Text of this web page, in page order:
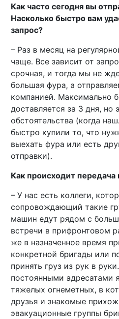
Как часто сегодня вы
Насколько быстро вам
запрос?
– Раз в месяц на
чаще. Все зависит от
срочная, и тогда мы не
большая фура, а
компанией. Максимально
доставляется за 3 дня, но
обстоятельства (когда
быстро купили то, что
выехать фура или есть
отправки).
Как происходит передача
– У нас есть коллеги,
сопровождающий такие
машин едут рядом с
встречи в прифронтовом
же в назначенное время
конкретной бригады или
принять груз из рук в
постоянными адресатами
тяжелых огнеметных, в
друзья и знакомые
эвакуационные группы